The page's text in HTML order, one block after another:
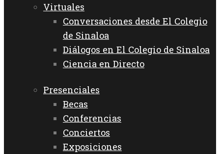
Virtuales
Conversaciones desde El Colegio
de Sinaloa
Diálogos en El Colegio de Sinaloa
Ciencia en Directo
Presenciales
Becas
Conferencias
Conciertos
Exposiciones